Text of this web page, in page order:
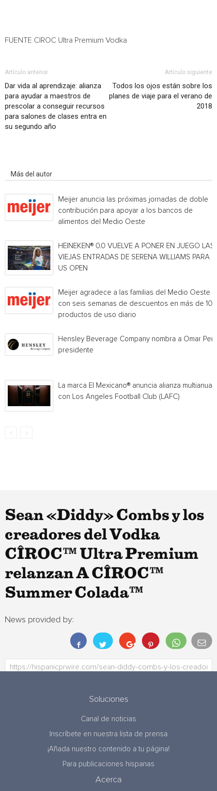
FUENTE CIROC Ultra Premium Vodka
Artículo anterior
Dar vida al aprendizaje: alianza
para ayudar a maestros de
prescolar a conseguir recursos
para salones de clases entra en
su segundo año
Artículo siguiente
Todos los ojos están sobre los
planes de viaje para el verano de
2018
Más del autor
Meijer anuncia las próximas jornadas de doble
contribución para apoyar a los bancos de
alimentos del Medio Oeste
HEINEKEN® 0.0 VUELVE A PONER EN JUEGO LAS
VIEJAS ENTRADAS DE SERENA WILLIAMS PARA
US OPEN
Meijer agradece a las familias del Medio Oeste
con seis semanas de descuentos en más de
productos de uso diario
Hensley Beverage Company nombra a Omar
presidente
La marca El Mexicano® anuncia alianza multianual
con Los Angeles Football Club (LAFC)
Sean «Diddy» Combs y los
creadores del Vodka
CÎROC™ Ultra Premium
relanzan A CÎROC™
Summer Colada™
News provided by:
Soluciones
Canal de noticias
Inscríbete en nuestra lista de prensa
¡Añada nuestro contenido a tu página!
Para publicaciones hispanas
Acerca